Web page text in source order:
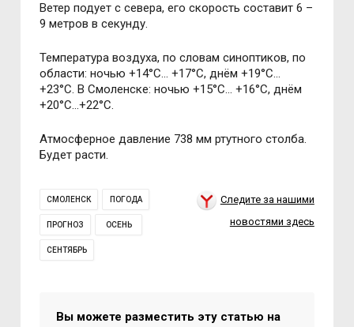
Ветер подует с севера, его скорость составит 6 –
9 метров в секунду.
Температура воздуха, по словам синоптиков, по
области: ночью +14°C… +17°C, днём +19°C…
+23°C. В Смоленске: ночью +15°C… +16°C, днём
+20°C…+22°C.
Атмосферное давление 738 мм ртутного столба.
Будет расти.
СМОЛЕНСК ПОГОДА
ПРОГНОЗ ОСЕНЬ
СЕНТЯБРЬ
Следите за нашими
новостями здесь
Вы можете разместить эту статью на